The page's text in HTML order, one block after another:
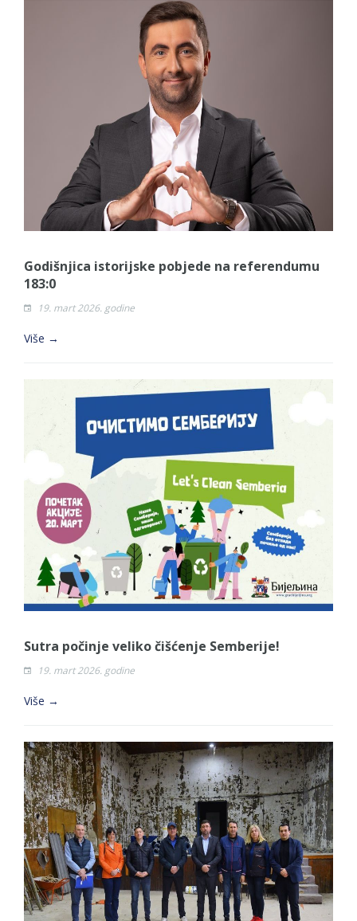
Obrasci zahtjeva za regresirano gorivo
dostupni od 13. marta do 15. novembra
Zahtjev za izdavanje PONOSNE KARTICE
Obavještenje o zabrani saobraćaja 6. i 7.
Obavještenje za preduzetnika - Vera Ujić
JAVNI POZIV ZA PRIJAVU NEPROPISNOG
ODLAGANjA OTPADA UZ DODJELU
FINANSIJSKE NAGRADE
Godišnjica istorijske pobjede na referendumu
183:0
19. mart 2026. godine
Više →
Sutra počinje veliko čišćenje Semberije!
19. mart 2026. godine
Više →